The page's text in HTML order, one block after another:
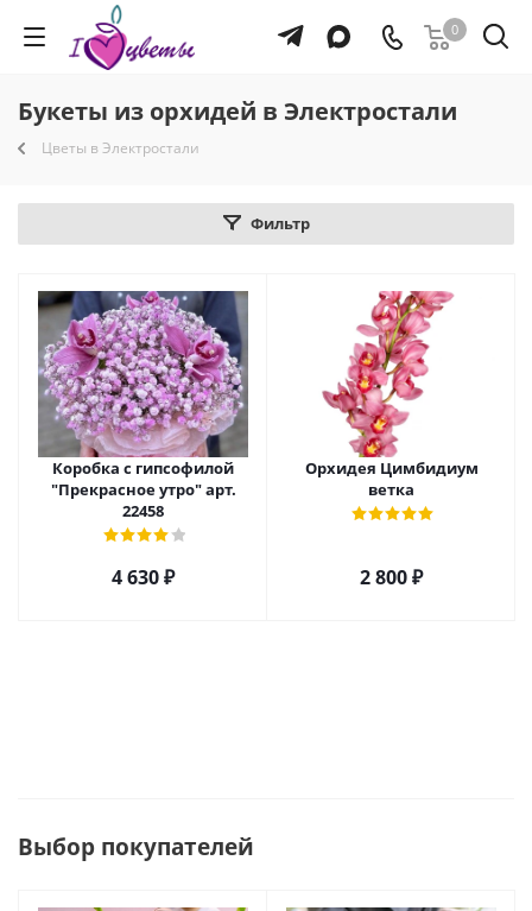
0
Букеты из орхидей в Электростали
Цветы в Электростали
Фильтр
Коробка с гипсофилой
"Прекрасное утро" арт.
22458
4 630₽
Орхидея Цимбидиум
ветка
2 800₽
Выбор покупателей